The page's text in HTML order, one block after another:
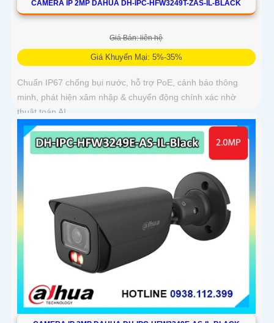
CAMERA IP 2MP DAHUA DH-IPC-HFW3249T-ZAS-IL-BLACK
Giá Bán: liên hệ
Giá Khuyến Mại: 5%-35%
Chuẩn IP67 chống bụi nước, hỗ trợ PoE, cảnh báo thông
minh, phát hiện xâm nhập & chuyển động chính xác nhờ
thuật toán AI